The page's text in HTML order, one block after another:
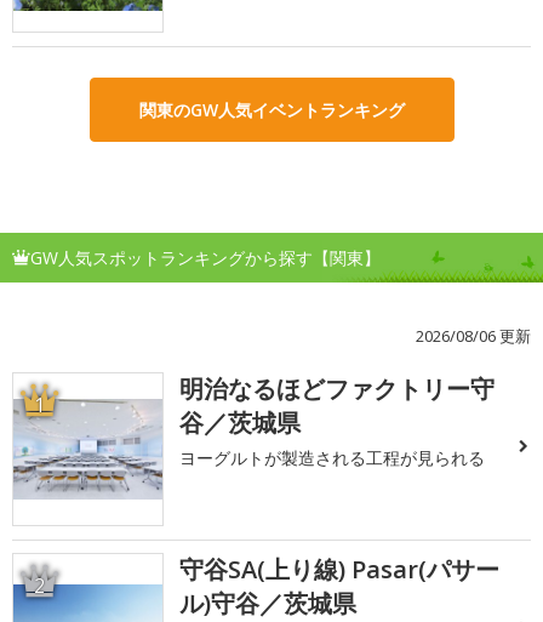
関東のGW人気イベントランキング
GW人気スポットランキングから探す【関東】
2026/08/06 更新
1
明治なるほどファクトリー守
谷／茨城県
ヨーグルトが製造される工程が見られる
2
守谷SA(上り線) Pasar(パサー
ル)守谷／茨城県